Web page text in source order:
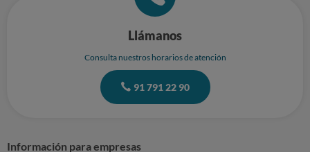
Llámanos
Consulta nuestros horarios de atención
91 791 22 90
Información para empresas